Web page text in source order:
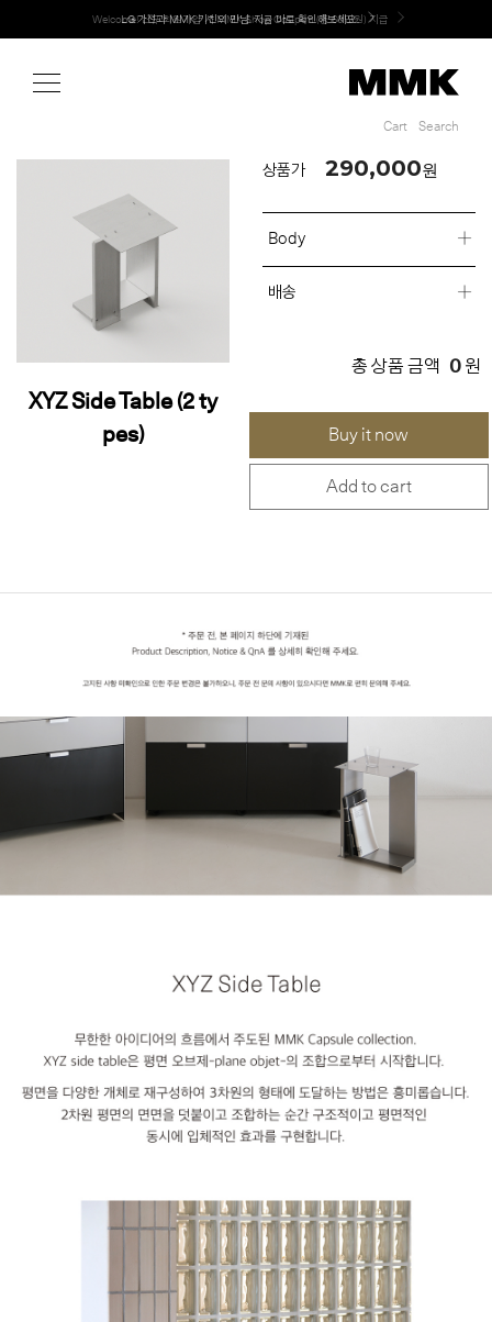
Welcome! 신규 회원가입 시 MMK Shop Coupon (총 60만원) 지급
Cart Search
XYZ Side Table (2 ty
pes)
상품가 290,000원
Body
배송
총 상품 금액 0 원
Buy it now
Add to cart